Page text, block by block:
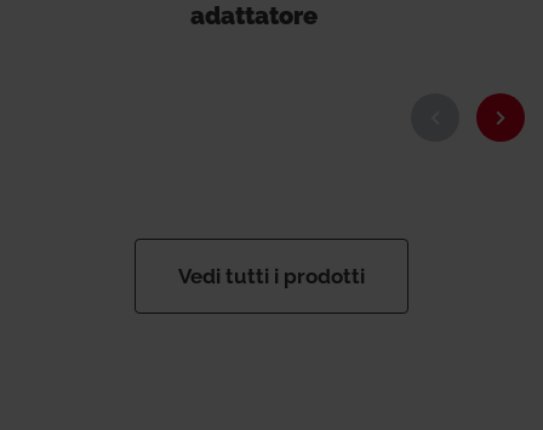
adattatore
Vedi tutti i prodotti